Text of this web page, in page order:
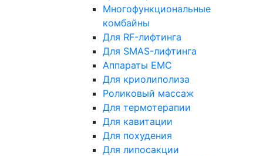
Многофункциональные
комбайны
Для RF-лифтинга
Для SMAS-лифтинга
Аппараты EMC
Для криолиполиза
Роликовый массаж
Для термотерапии
Для кавитации
Для похудения
Для липосакции